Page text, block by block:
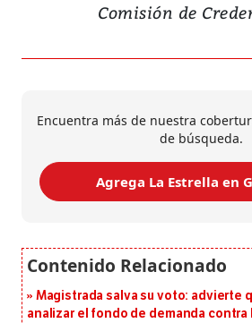
Comisión de
Encuentra más de nuestra
de búsqueda.
Agrega La Estrella en
Magistrada salva su voto: advierte
analizar el fondo de demanda contra